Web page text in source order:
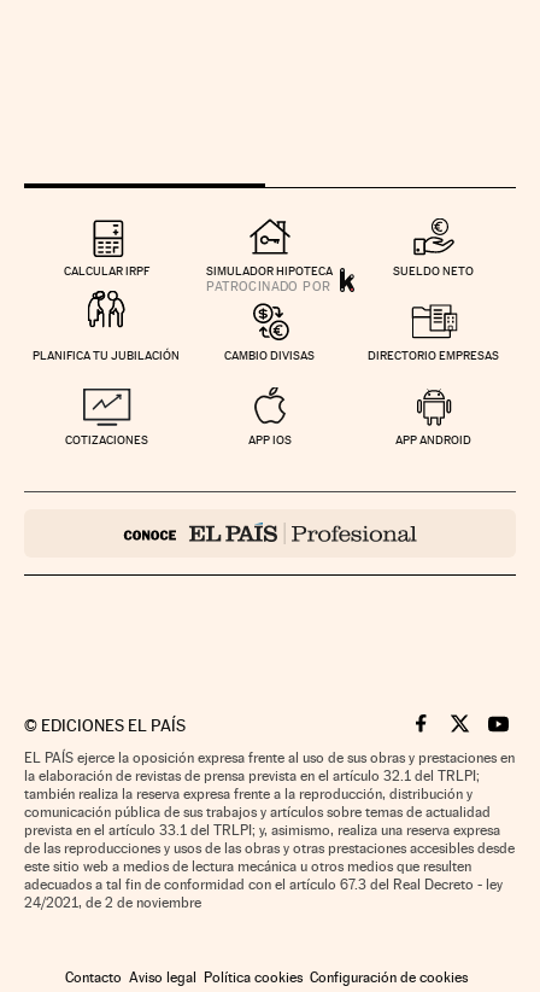
CALCULAR IRPF SIMULADOR HIPOTECA SUELDO NETO
PLANIFICA TU JUBILACIÓN CAMBIO DIVISAS DIRECTORIO EMPRESAS
COTIZACIONES APP IOS APP ANDROID
© EDICIONES EL PAÍS Cinco Días en
Cinco Días
Cinco
EL PAÍS ejerce la oposición expresa frente al uso de sus obras y prestaciones en
la elaboración de revistas de prensa prevista en el artículo 32.1 del TRLPI;
también realiza la reserva expresa frente a la reproducción, distribución y
comunicación pública de sus trabajos y artículos sobre temas de actualidad
prevista en el artículo 33.1 del TRLPI; y, asimismo, realiza una reserva expresa
de las reproducciones y usos de las obras y otras prestaciones accesibles desde
este sitio web a medios de lectura mecánica u otros medios que resulten
adecuados a tal fin de conformidad con el artículo 67.3 del Real Decreto - ley
24/2021, de 2 de noviembre
Contacto Aviso legal Política cookies Configuración de cookies